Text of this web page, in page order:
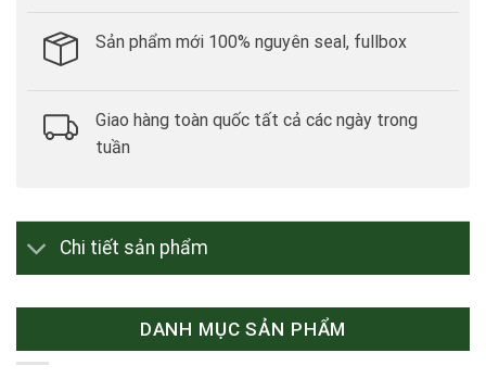
Sản phẩm mới 100% nguyên seal, fullbox
Giao hàng toàn quốc tất cả các ngày trong
tuần
Chi tiết sản phẩm
DANH MỤC SẢN PHẨM